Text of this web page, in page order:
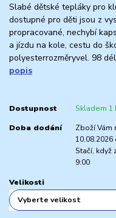
Slabé dětské tepláky pro
dostupné pro děti jsou z
propracované, nechybí
a jízdu na kole, cestu do
polyesterrozměryvel. 98
popis
Dostupnost Skladem 1
Doba dodání
Zboží Vám
Stačí,
9:00
Velikosti